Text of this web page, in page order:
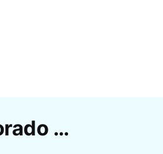
Modelos Gratuitos De Tbt Fotos Com Namorado Story Com Música Da CapCut